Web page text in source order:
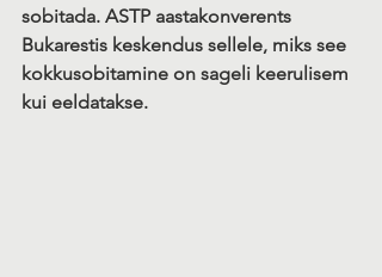
sobitada. ASTP aastakonverents
Bukarestis keskendus sellele, miks see
kokkusobitamine on sageli keerulisem
kui eeldatakse.